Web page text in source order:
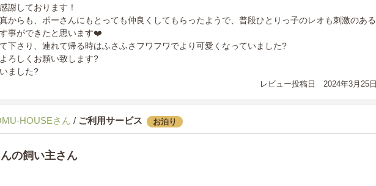
謝しております！
からも、ポーさんにもとっても仲良くしてもらったようで、普段ひとりっ子のレオも刺激のある
事ができたと思います❤️
下さり、連れて帰る時はふさふさフワフワでより可愛くなっていました?
ろしくお願い致します?
ました?
レビュー投稿日 2024年3月25日
HOUSEさん / ご利用サービス お泊り
の飼い主さん